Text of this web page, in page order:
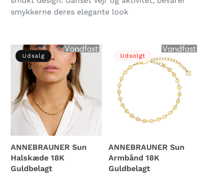
smykkerne deres elegante look
Udsalg
ANNEBRAUNER Sun
Halskæde 18K
Guldbelagt
Udsolgt
ANNEBRAUNER Sun
Armbånd 18K
Guldbelagt